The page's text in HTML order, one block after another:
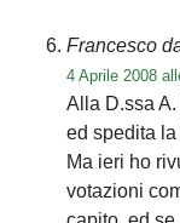
Francesco
4 Aprile 2008
Alla D.ssa
ed spedita
Ma ieri ho
votazioni